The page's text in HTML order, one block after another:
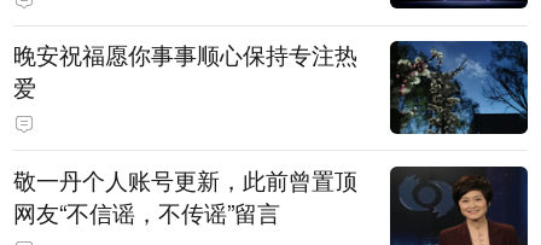
晚安祝福愿你事事顺心保持专注热
爱
敬一丹个人账号更新，此前曾置顶
网友“不信谣，不传谣”留言